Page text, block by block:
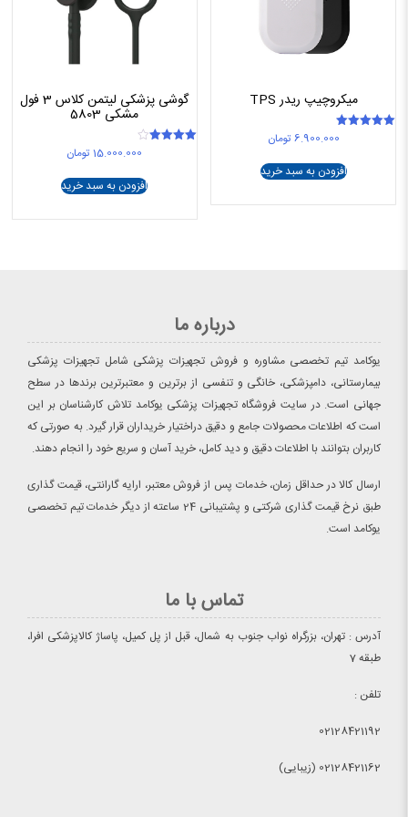
میکروچیپ ریدر TPS
6.900.000 تومان
افزودن به سبد خرید
گوشی پزشکی لیتمن کلاس 3 فول
مشکی 5803
15.000.000 تومان
افزودن به سبد خرید
درباره ما
یوکامد تیم تخصصی مشاوره و فروش تجهیزات پزشکی شامل تجهیزات پزشکی
بیمارستانی، دامپزشکی، خانگی و تنفسی از برترین و معتبرترین برندها در سطح
جهانی است. در سایت فروشگاه تجهیزات پزشکی یوکامد تلاش کارشناسان بر این
است که اطلاعات محصولات جامع و دقیق دراختیار خریداران قرار گیرد. به صورتی که
کاربران بتوانند با اطلاعات دقیق و دید کامل، خرید آسان و سریع خود را انجام دهند.
ارسال کالا در حداقل زمان، خدمات پس از فروش معتبر، ارایه گارانتی، قیمت گذاری
طبق نرخ قیمت گذاری شرکتی و پشتیبانی 24 ساعته از دیگر خدمات تیم تخصصی
یوکامد است.
تماس با ما
آدرس : تهران، بزرگراه نواب جنوب به شمال، قبل از پل کمیل، پاساژ کالاپزشکی افرا،
طبقه 7
تلفن :
02128421192
02128421162 (زیبایی)